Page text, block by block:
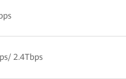
2.4Tbps